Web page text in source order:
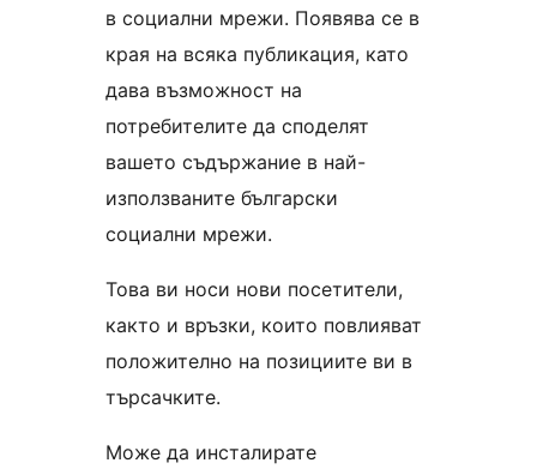
в социални мрежи. Появява се в
края на всяка публикация, като
дава възможност на
потребителите да споделят
вашето съдържание в най-
използваните български
социални мрежи.
Това ви носи нови посетители,
както и връзки, които повлияват
положително на позициите ви в
търсачките.
Може да инсталирате